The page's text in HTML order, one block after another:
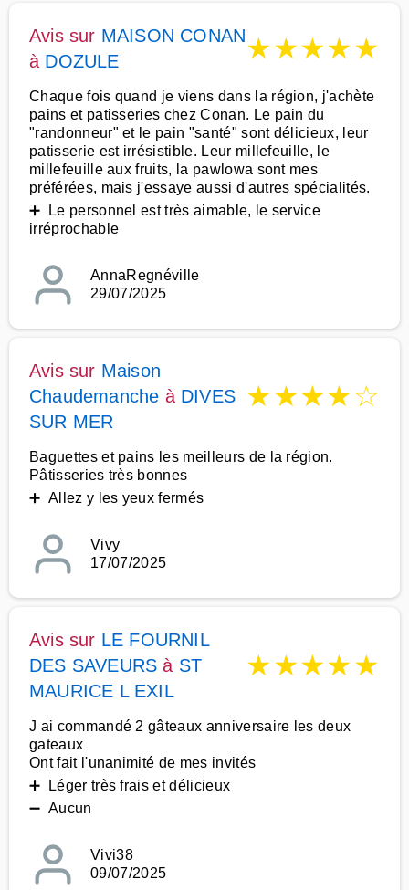
Avis sur MAISON CONAN
à DOZULE ★★★★★
Chaque fois quand je viens dans la région, j'achète
pains et patisseries chez Conan. Le pain du
"randonneur" et le pain "santé" sont délicieux, leur
patisserie est irrésistible. Leur millefeuille, le
millefeuille aux fruits, la pawlowa sont mes
préférées, mais j'essaye aussi d'autres spécialités.
➕ Le personnel est très aimable, le service
irréprochable
AnnaRegnéville
29/07/2025
Avis sur Maison
Chaudemanche à DIVES
SUR MER
★★★★☆
Baguettes et pains les meilleurs de la région.
Pâtisseries très bonnes
➕ Allez y les yeux fermés
Vivy
17/07/2025
Avis sur LE FOURNIL
DES SAVEURS à ST
MAURICE L EXIL
★★★★★
J ai commandé 2 gâteaux anniversaire les deux
gateaux
Ont fait l'unanimité de mes invités
➕ Léger très frais et délicieux
➖ Aucun
Vivi38
09/07/2025